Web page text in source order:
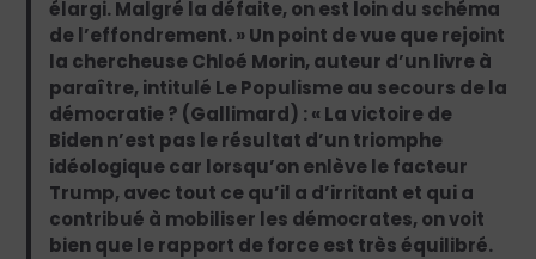
élargi. Malgré la défaite, on est loin du schéma
de l’effondrement. » Un point de vue que rejoint
la chercheuse Chloé Morin, auteur d’un livre à
paraître, intitulé Le Populisme au secours de la
démocratie ? (Gallimard) : « La victoire de
Biden n’est pas le résultat d’un triomphe
idéologique car lorsqu’on enlève le facteur
Trump, avec tout ce qu’il a d’irritant et qui a
contribué à mobiliser les démocrates, on voit
bien que le rapport de force est très équilibré.